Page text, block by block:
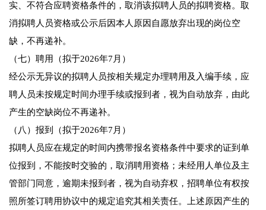
实、不符合应聘资格条件的，取消该拟聘人员的拟聘资格。取
消拟聘人员资格或公示后因本人原因自愿放弃出现的岗位空
缺，不再递补。
（七）聘用（拟于2026年7月）
经公示无异议的拟聘人员按相关规定办理聘用及入编手续，应
聘人员未按规定时间办理手续或报到者，视为自动放弃，由此
产生的空缺岗位不再递补。
（八）报到（拟于2026年7月）
拟聘人员应在规定的时间内携带报名资格条件中要求的证到单
位报到，不能按时交验的，取消聘用资格；未经用人单位及主
管部门同意，逾期未报到者，视为自动弃权，招聘单位有权按
照所签订聘用协议中的规定追究其相关责任。上述原因产生的